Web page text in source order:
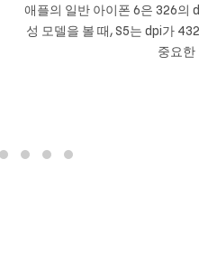
애플의 일반 아이폰 6은 326의
성 모델을 볼 때, S5는 dpi가
중요한